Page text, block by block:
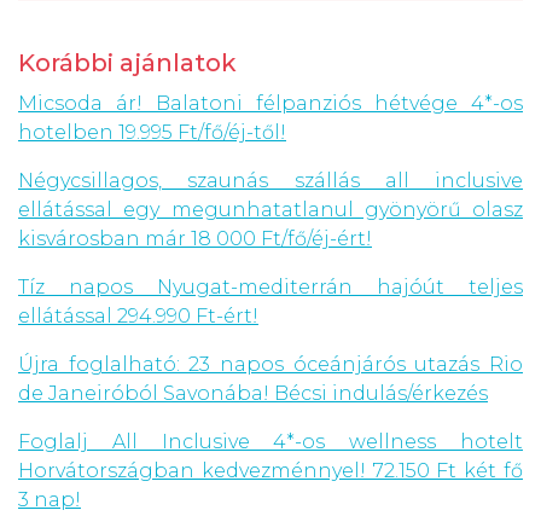
Korábbi ajánlatok
Micsoda ár! Balatoni félpanziós hétvége 4*-os
hotelben 19.995 Ft/fő/éj-től!
Négycsillagos, szaunás szállás all inclusive
ellátással egy megunhatatlanul gyönyörű olasz
kisvárosban már 18 000 Ft/fő/éj-ért!
Tíz napos Nyugat-mediterrán hajóút teljes
ellátással 294.990 Ft-ért!
Újra foglalható: 23 napos óceánjárós utazás Rio
de Janeiróból Savonába! Bécsi indulás/érkezés
Foglalj All Inclusive 4*-os wellness hotelt
Horvátországban kedvezménnyel! 72.150 Ft két fő
3 nap!